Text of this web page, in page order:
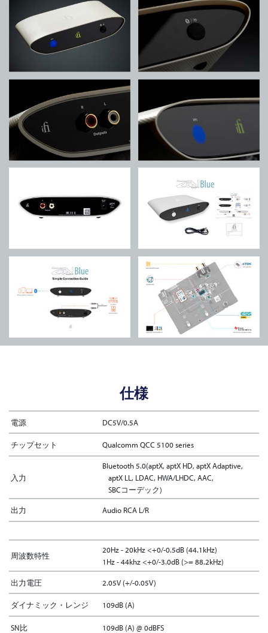
仕様
電源 DC5V/0.5A
チップセット Qualcomm QCC 5100 series
入力
Bluetooth 5.0(aptX, aptX HD, aptX Adaptive,
aptX LL, LDAC, HWA/LHDC, AAC,
SBCコーデック)
出力 Audio RCA L/R
周波数特性
20Hz - 20kHz <+0/-0.5dB (44.1kHz)
1Hz - 44khz <+0/-3.0dB (>= 88.2kHz)
出力電圧 2.05V (+/-0.05V)
ダイナミック・レンジ 109dB (A)
SN比 109dB (A) @ 0dBFS